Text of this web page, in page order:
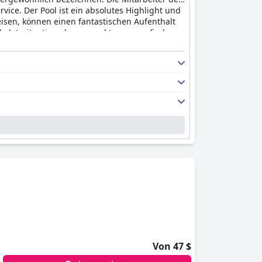
Der Pool ist ein absolutes Highlight und
können einen fantastischen Aufenthalt
als eng und teuer empfinden,
Gäste ihren Aufenthalt im
Von 47 $